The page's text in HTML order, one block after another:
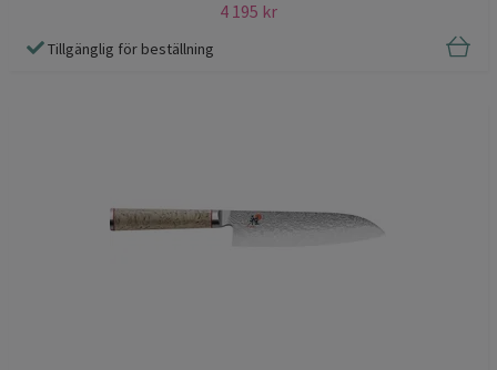
4 195 kr
Tillgänglig för beställning